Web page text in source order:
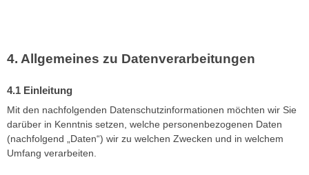
Allgemeines zu Datenverarbeitungen
Einleitung
Mit den nachfolgenden Datenschutzinformationen möchten wir Sie
darüber in Kenntnis setzen, welche personenbezogenen Daten
(nachfolgend „Daten“) wir zu welchen Zwecken und in welchem
Umfang verarbeiten.